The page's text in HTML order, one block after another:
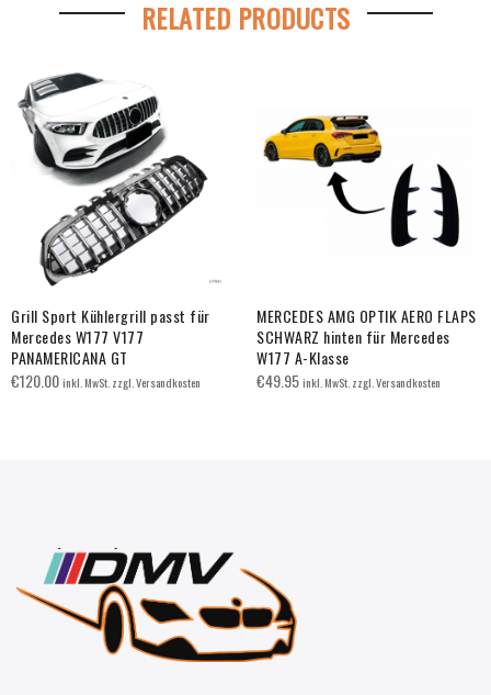
RELATED PRODUCTS
Grill Sport Kühlergrill passt für
Mercedes W177 V177
PANAMERICANA GT
€120.00inkl. MwSt. zzgl. Versandkosten
MERCEDES AMG OPTIK AERO FLAPS
SCHWARZ hinten für Mercedes
W177 A-Klasse
€49.95inkl. MwSt. zzgl. Versandkosten